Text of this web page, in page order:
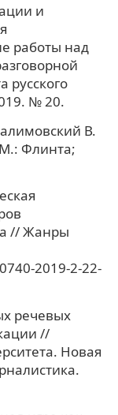
и
работы над
русского
№ 20.
В.
М.: Флинта;
// Жанры
2019-2-22-
речевых
//
Новая